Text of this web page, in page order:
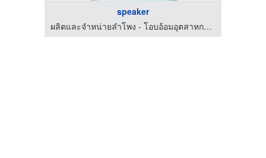
speaker
ผลิตและจำหน่ายลำโพง - โอบอ้อมอุตสาหกรรม